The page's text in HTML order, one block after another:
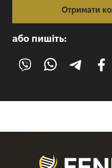
або пишіть: